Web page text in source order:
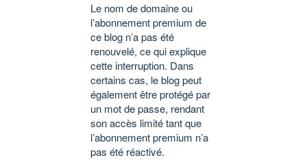
Le nom de domaine ou
l’abonnement premium de
ce blog n’a pas été
renouvelé, ce qui explique
cette interruption. Dans
certains cas, le blog peut
également être protégé par
un mot de passe, rendant
son accès limité tant que
l’abonnement premium n’a
pas été réactivé.